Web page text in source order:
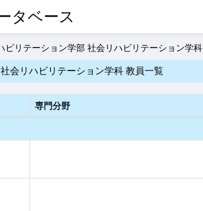
タベース
ビリテーション学部 社会リハビリテーション学科
会リハビリテーション学科 教員一覧
専門分野